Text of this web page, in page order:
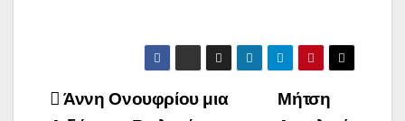
Πλοήγηση
Μήτση
Άννη Ονουφρίου μια